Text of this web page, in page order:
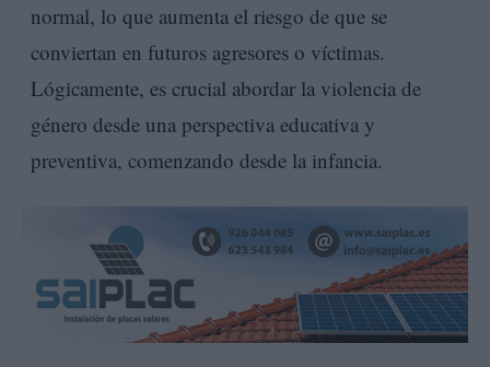
normal, lo que aumenta el riesgo de que se
conviertan en futuros agresores o víctimas.
Lógicamente, es crucial abordar la violencia de
género desde una perspectiva educativa y
preventiva, comenzando desde la infancia.